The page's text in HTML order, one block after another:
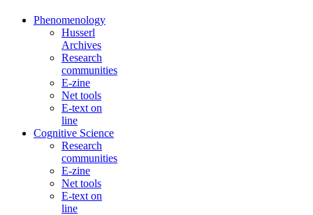
Phenomenology
Husserl
Archives
Research
communities
E-zine
Net tools
E-text on
line
Cognitive Science
Research
communities
E-zine
Net tools
E-text on
line